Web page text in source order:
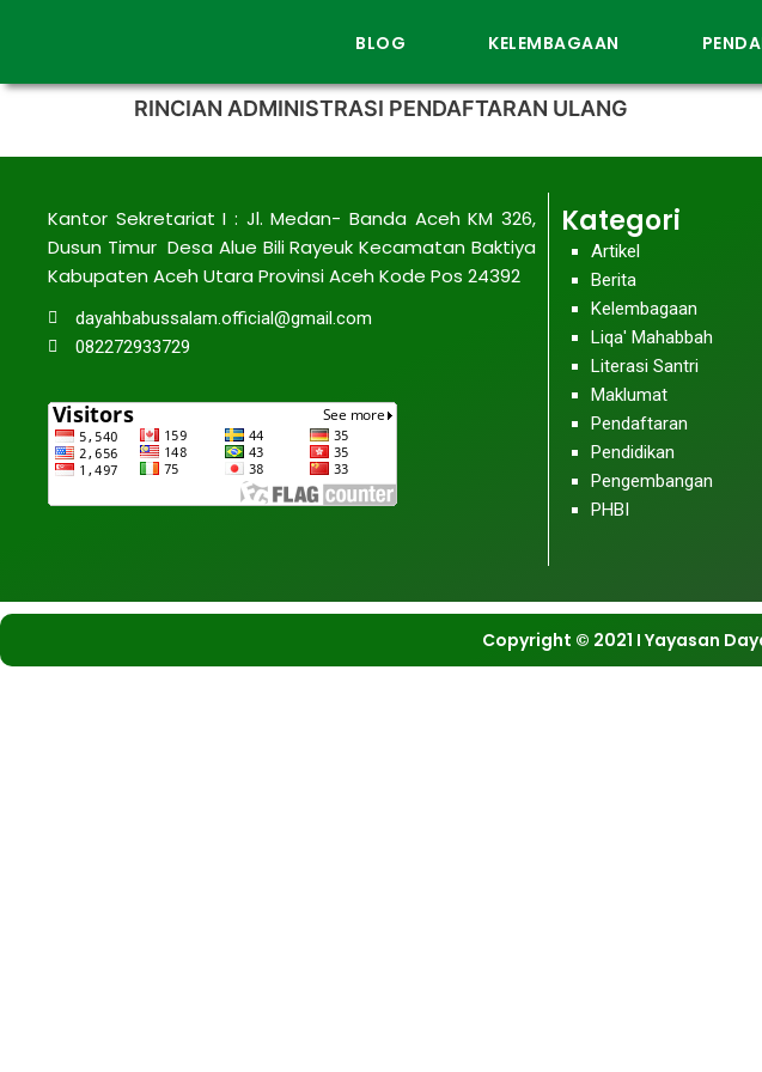
BLOG KELEMBAGAAN
RINCIAN ADMINISTRASI PENDAFTARAN ULANG
Kantor Sekretariat I : Jl. Medan- Banda Aceh KM 326,
Dusun Timur Desa Alue Bili Rayeuk Kecamatan Baktiya
Kabupaten Aceh Utara Provinsi Aceh Kode Pos 24392
dayahbabussalam.official@gmail.com
082272933729
Kategori
Artikel
Berita
Kelembagaan
Liqa' Mahabbah
Literasi Santri
Maklumat
Pendaftaran
Pendidikan
Pengembangan
PHBI
Copyright © 2021 I Yayasan